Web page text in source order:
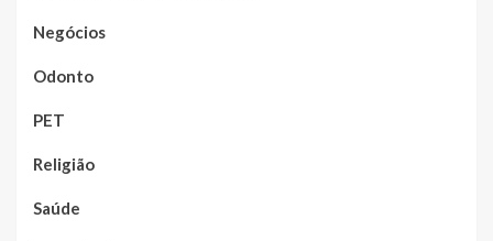
Negócios
Odonto
PET
Religião
Saúde